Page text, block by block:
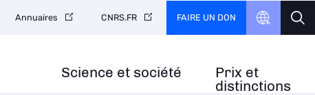
Science et société
Prix et
distinctions
Annuaires CNRS.FR FAIRE UN DON